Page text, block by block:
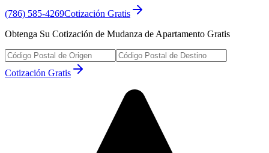
(786) 585-4269Cotización Gratis
Obtenga Su Cotización de Mudanza de Apartamento Gratis
Cotización Gratis